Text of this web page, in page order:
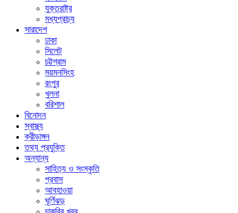
যুক্তরাষ্ট্র
মধ্যপ্রাচ্য
সারাদেশ
ঢাকা
সিলেট
চট্টগ্রাম
ময়মনসিংহ
রংপুর
খুলনা
বরিশাল
বিনোদন
স্বাস্থ্য
ক্রীড়াঙ্গন
তথ্য প্রযুক্তি
অন্যান্য
সাহিত্য ও সংস্কৃতি
প্রবাস
আবহাওয়া
ঘূর্ণিঝড়